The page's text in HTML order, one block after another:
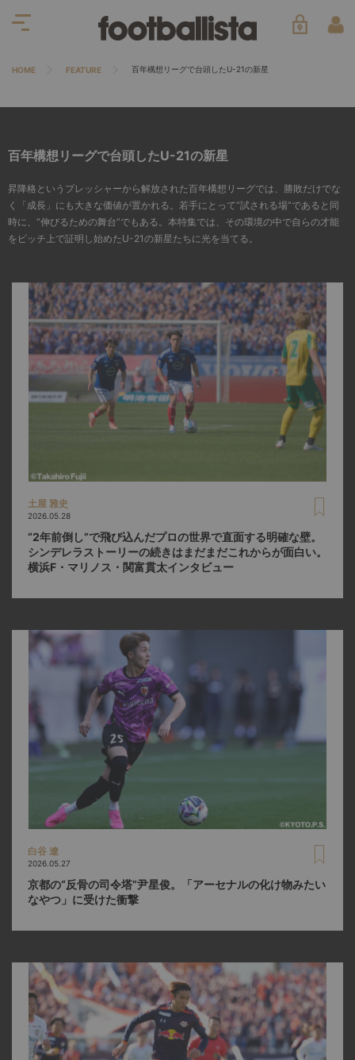
HOME FEATURE 百年構想リーグで台頭したU-21の新星
百年構想リーグで台頭したU-21の新星
昇降格というプレッシャーから解放された百年構想リーグでは、勝敗だけでな
く「成長」にも大きな価値が置かれる。若手にとって“試される場”であると同
時に、“伸びるための舞台”でもある。本特集では、その環境の中で自らの才能
をピッチ上で証明し始めたU-21の新星たちに光を当てる。
土屋 雅史
2026.05.28
“2年前倒し”で飛び込んだプロの世界で直面する明確な壁。
シンデレラストーリーの続きはまだまだこれからが面白い。
横浜F・マリノス・関富貫太インタビュー
白谷 遼
2026.05.27
京都の“反骨の司令塔”尹星俊。「アーセナルの化け物みたい
なやつ」に受けた衝撃